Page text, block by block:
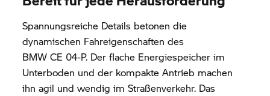
Spannungsreiche Details betonen die
dynamischen Fahreigenschaften des
BMW CE 04-P. Der flache Energiespeicher im
Unterboden und der kompakte Antrieb machen
ihn agil und wendig im Straßenverkehr. Das